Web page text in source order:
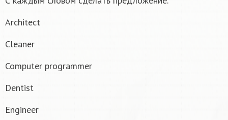
Architect
Cleaner
Computer programmer
Dentist
Engineer